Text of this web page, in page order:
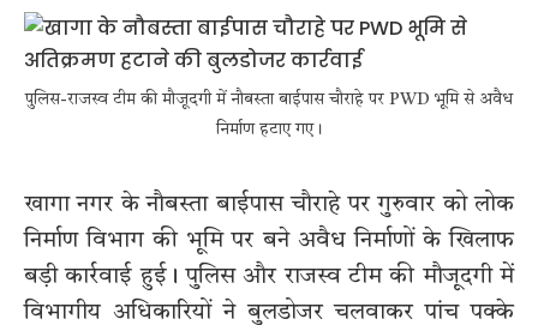
पुलिस-राजस्व टीम की मौजूदगी में नौबस्ता बाईपास चौराहे पर PWD भूमि से अवैध
निर्माण हटाए गए।
खागा नगर के नौबस्ता बाईपास चौराहे पर गुरुवार को लोक
निर्माण विभाग की भूमि पर बने अवैध निर्माणों के खिलाफ
बड़ी कार्रवाई हुई। पुलिस और राजस्व टीम की मौजूदगी में
विभागीय अधिकारियों ने बुलडोजर चलवाकर पांच पक्के